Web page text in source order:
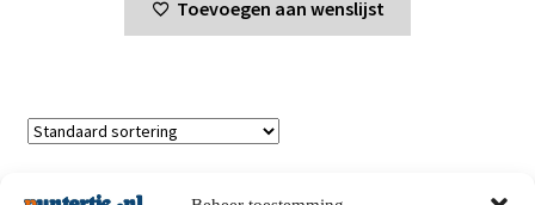
Toevoegen aan wenslijst